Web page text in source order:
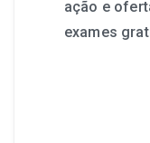
ação e
exames